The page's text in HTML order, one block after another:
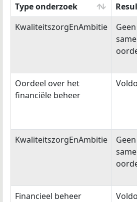
Type onderzoek
Type onderzoek
KwaliteitszorgEnAmbitie
Geen
Oordeel over het
financiële beheer
KwaliteitszorgEnAmbitie
Geen
Financieel beheer